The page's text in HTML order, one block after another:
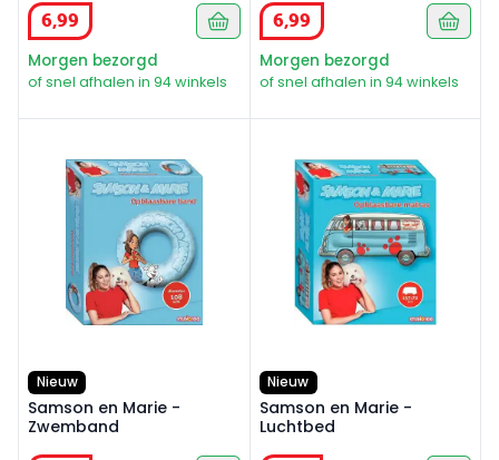
6,99
Morgen bezorgd
of snel afhalen in 94 winkels
6,99
Morgen bezorgd
of snel afhalen in 94 winkels
Nieuw
Samson en Marie -
Zwemband
Nieuw
Samson en Marie -
Luchtbed